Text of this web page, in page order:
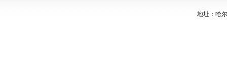
地址：哈